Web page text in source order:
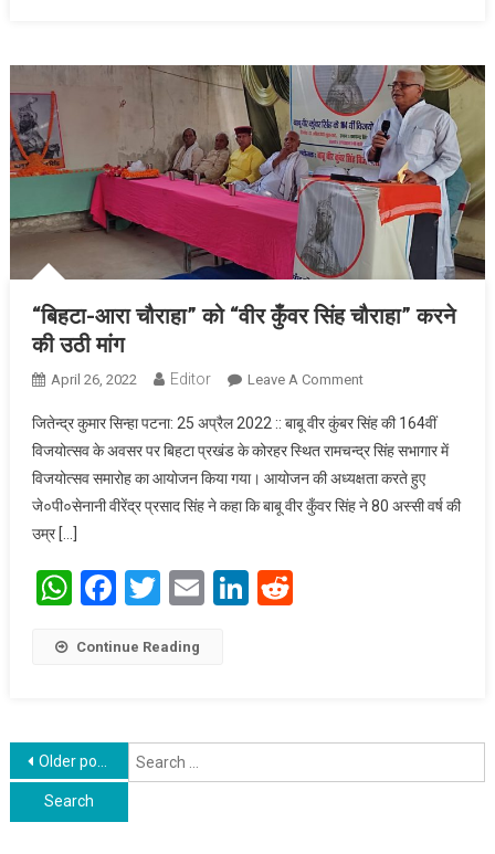
“बिहटा-आरा चौराहा” को “वीर कुँवर सिंह चौराहा” करने
की उठी मांग
April 26, 2022 Editor Leave A CommentOn “बिहटा-आरा
सिंह चौराहा” करने की
उठी मांग
जितेन्द्र कुमार सिन्हा पटना: 25 अप्रैल 2022 :: बाबू वीर कुंबर सिंह की 164वीं
विजयोत्सव के अवसर पर बिहटा प्रखंड के कोरहर स्थित रामचन्द्र सिंह सभागार में
विजयोत्सव समारोह का आयोजन किया गया। आयोजन की अध्यक्षता करते हुए
जे०पी०सेनानी वीरेंद्र प्रसाद सिंह ने कहा कि बाबू वीर कुँवर सिंह ने 80 अस्सी वर्ष की
उम्र […]
WhatsApp
Facebook
Twitter
EmailLinkedIn
Reddit
Continue Reading
Posts navigation
Older posts